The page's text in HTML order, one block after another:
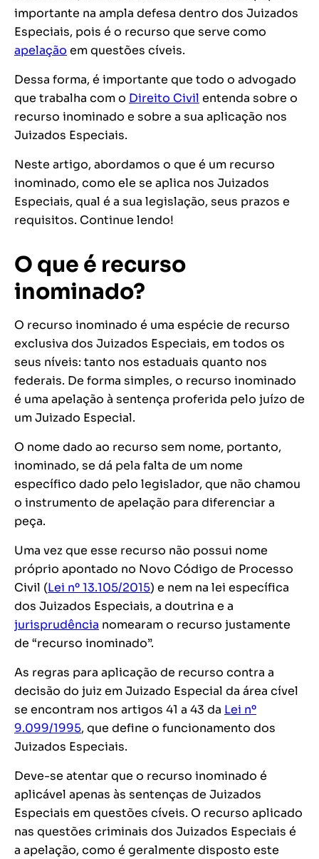
importante na ampla defesa dentro dos Juizados
Especiais, pois é o recurso que serve como
apelação em questões cíveis.
Dessa forma, é importante que todo o advogado
que trabalha com o Direito Civil entenda sobre o
recurso inominado e sobre a sua aplicação nos
Juizados Especiais.
Neste artigo, abordamos o que é um recurso
inominado, como ele se aplica nos Juizados
Especiais, qual é a sua legislação, seus prazos e
requisitos. Continue lendo!
O que é recurso
inominado?
O recurso inominado é uma espécie de recurso
exclusiva dos Juizados Especiais, em todos os
seus níveis: tanto nos estaduais quanto nos
federais. De forma simples, o recurso inominado
é uma apelação à sentença proferida pelo juízo de
um Juizado Especial.
O nome dado ao recurso sem nome, portanto,
inominado, se dá pela falta de um nome
específico dado pelo legislador, que não chamou
o instrumento de apelação para diferenciar a
peça.
Uma vez que esse recurso não possui nome
próprio apontado no Novo Código de Processo
Civil (Lei nº 13.105/2015) e nem na lei específica
dos Juizados Especiais, a doutrina e a
jurisprudência nomearam o recurso justamente
de “recurso inominado”.
As regras para aplicação de recurso contra a
decisão do juiz em Juizado Especial da área cível
se encontram nos artigos 41 a 43 da Lei nº
9.099/1995, que define o funcionamento dos
Juizados Especiais.
Deve-se atentar que o recurso inominado é
aplicável apenas às sentenças de Juizados
Especiais em questões cíveis. O recurso aplicado
nas questões criminais dos Juizados Especiais é
a apelação, como é geralmente disposto este